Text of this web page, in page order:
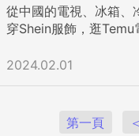
從中國的電視、冰箱、
穿Shein服飾，逛
2024.02.01
第一頁 ＜